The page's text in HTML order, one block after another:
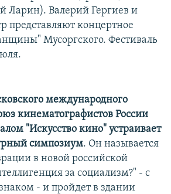
РАССЫЛКУ
Ларин). Валерий Гергиев и
представляют концертное
Мусоргского. Фестиваль
международного
кинематографистов России
"Искусство кино" устраивает
симпозиум. Он называется
в новой российской
за социализм?" - с
- и пройдет в здании